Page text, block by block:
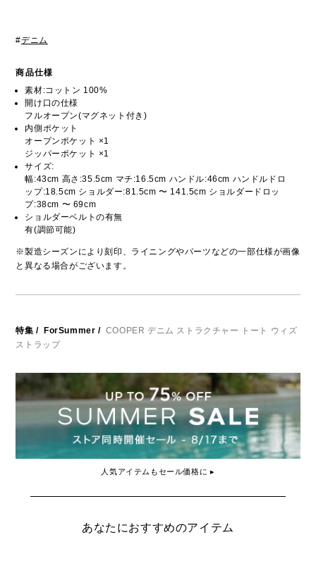
#デニム
商品仕様
素材:コットン 100%
開け口の仕様
フルオープン(マグネット付き)
内側ポケット
オープンポケット ×1
ジッパーポケット ×1
サイズ:
幅:43cm 高さ:35.5cm マチ:16.5cm ハンドル:46cm ハンドルドロ
ップ:18.5cm ショルダー:81.5cm 〜 141.5cm ショルダードロッ
プ:38cm 〜 69cm
ショルダーベルトの有無
有(調節可能)
※製造シーズンにより刻印、ライニングやパーツなどの一部仕様が画像
と異なる場合がございます。
特集 / ForSummer / COOPER デニム ストラクチャー トート ウィズ
ストラップ
人気アイテムもセール価格に ▸
あなたにおすすめのアイテム